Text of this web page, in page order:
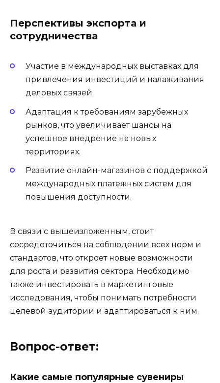
Перспективы экспорта и
сотрудничества
Участие в международных выставках для
привлечения инвестиций и налаживания
деловых связей.
Адаптация к требованиям зарубежных
рынков, что увеличивает шансы на
успешное внедрение на новых
территориях.
Развитие онлайн-магазинов с поддержкой
международных платежных систем для
повышения доступности.
В связи с вышеизложенным, стоит
сосредоточиться на соблюдении всех норм и
стандартов, что откроет новые возможности
для роста и развития сектора. Необходимо
также инвестировать в маркетинговые
исследования, чтобы понимать потребности
целевой аудитории и адаптироваться к ним.
Вопрос-ответ:
Какие самые популярные сувениры